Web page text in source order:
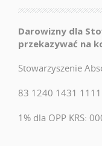
Darowizny dla
przekazywać na
Stowarzyszenie
83 1240 1431
1% dla OPP KRS: